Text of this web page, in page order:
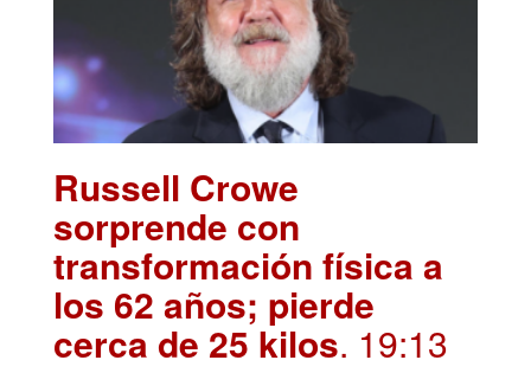
Russell Crowe
sorprende con
transformación física a
los 62 años; pierde
cerca de 25 kilos. 19:13